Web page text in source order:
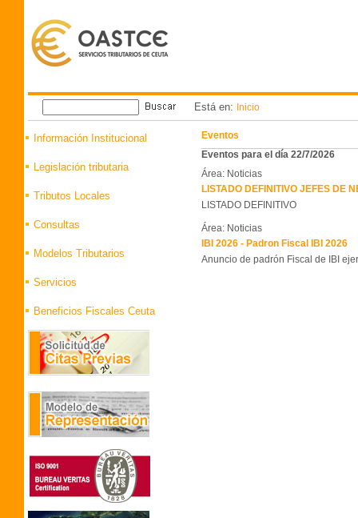
Está en: Inicio
Información Institucional
Legislación tributaria
Tributos Locales
Consultas
Modelos Tributarios
Servicios
Beneficios Fiscales Ceuta
Eventos
Eventos para el día 22/7/2026
Área: Noticias
LISTADO DEFINITIVO JEFES DE
LISTADO DEFINITIVO
Área: Noticias
IBI 2026 - Padron Fiscal IBI 2026
Anuncio de padrón Fiscal de IBI